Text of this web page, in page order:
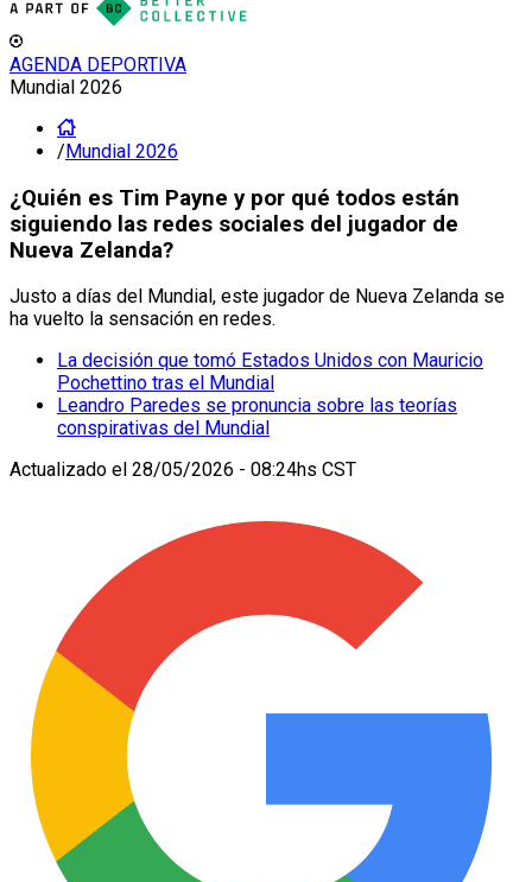
AGENDA DEPORTIVA
Mundial 2026
/Mundial 2026
¿Quién es Tim Payne y por qué todos están
siguiendo las redes sociales del jugador de
Nueva Zelanda?
Justo a días del Mundial, este jugador de Nueva Zelanda se
ha vuelto la sensación en redes.
La decisión que tomó Estados Unidos con Mauricio
Pochettino tras el Mundial
Leandro Paredes se pronuncia sobre las teorías
conspirativas del Mundial
Actualizado el 28/05/2026 - 08:24hs CST